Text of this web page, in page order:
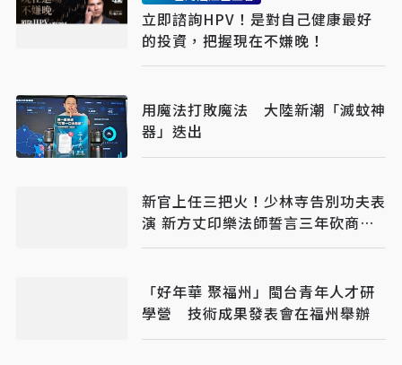
立即諮詢HPV！是對自己健康最好
的投資，把握現在不嫌晚！
用魔法打敗魔法 大陸新潮「滅蚊神
器」迭出
新官上任三把火！少林寺告別功夫表
演 新方丈印樂法師誓言三年砍商業
血脈
「好年華 聚福州」閩台青年人才研
學營 技術成果發表會在福州舉辦